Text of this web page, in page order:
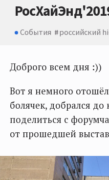
События российский
Доброго всем дня :))
Вот я немного
болячек, добрался
поделиться с
от прошедшей